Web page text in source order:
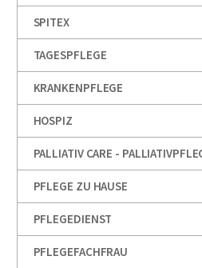
SPITEX
TAGESPFLEGE
KRANKENPFLEGE
HOSPIZ
PALLIATIV CARE -
PFLEGE ZU HAUSE
PFLEGEDIENST
PFLEGEFACHFRAU